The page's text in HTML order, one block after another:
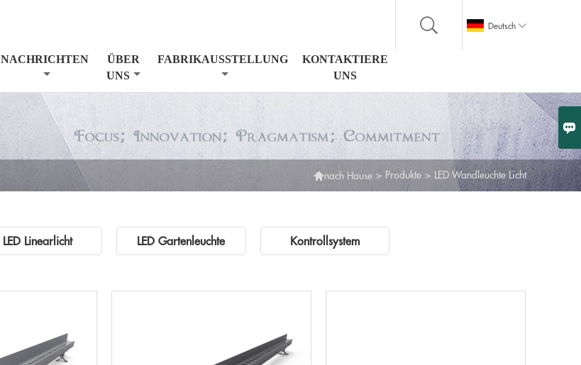

Deutsch 
NACHRICHTEN
ÜBER
UNS
FABRIKAUSSTELLUNG
KONTAKTIERE
UNS
nach Hause > Produkte > LED Wandleuchte Licht
LED Linearlicht LED Gartenleuchte Kontrollsystem